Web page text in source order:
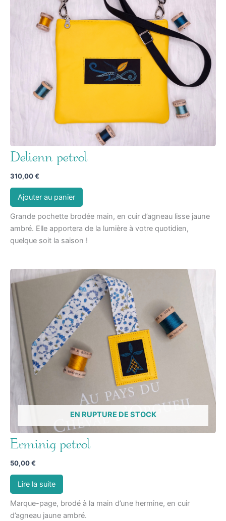
Delienn petrol
310,00€
Ajouter au panier
Grande pochette brodée main, en cuir d’agneau lisse jaune
ambré. Elle apportera de la lumière à votre quotidien,
quelque soit la saison !
EN RUPTURE DE STOCK
Erminig petrol
50,00€
Lire la suite
Marque-page, brodé à la main d’une hermine, en cuir
d’agneau jaune ambré.